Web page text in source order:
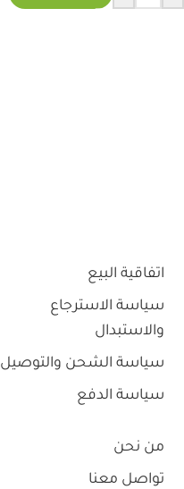
اتفاقية البيع
سياسة الاسترجاع
والاستبدال
سياسة الشحن والتوصيل
سياسة الدفع
من نحن
تواصل معنا